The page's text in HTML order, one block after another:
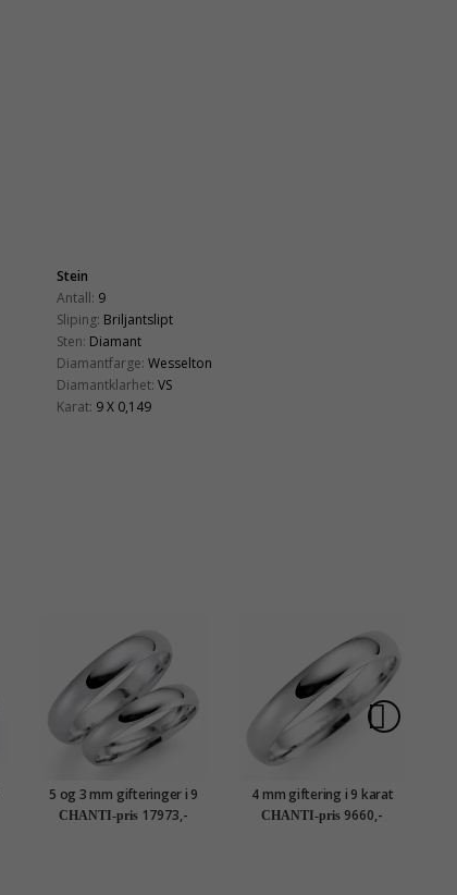
Stein
Antall: 9
Sliping: Briljantslipt
Sten: Diamant
Diamantfarge: Wesselton
Diamantklarhet: VS
Karat: 9 X 0,149
5 og 3 mm gifteringer i 9
karat hvitt gull - par
CHANTI-pris 17973,-
4 mm giftering i 9 karat
hvitt gull
CHANTI-pris 9660,-